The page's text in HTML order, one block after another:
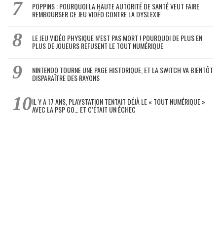
POPPINS : POURQUOI LA HAUTE AUTORITÉ DE SANTÉ VEUT FAIRE
REMBOURSER CE JEU VIDÉO CONTRE LA DYSLEXIE
LE JEU VIDÉO PHYSIQUE N’EST PAS MORT ! POURQUOI DE PLUS EN
PLUS DE JOUEURS REFUSENT LE TOUT NUMÉRIQUE
NINTENDO TOURNE UNE PAGE HISTORIQUE, ET LA SWITCH VA BIENTÔT
DISPARAÎTRE DES RAYONS
IL Y A 17 ANS, PLAYSTATION TENTAIT DÉJÀ LE « TOUT NUMÉRIQUE »
AVEC LA PSP GO… ET C’ÉTAIT UN ÉCHEC